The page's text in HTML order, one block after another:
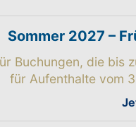
Sommer 2027 –
Buchungen, die bis
für Aufenthalte vom